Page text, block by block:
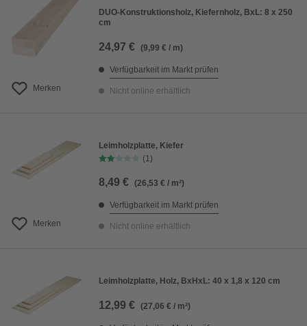
Merken
DUO-Konstruktionsholz, Kiefernholz, BxL: 8 x 250
cm
24,97 € (9,99 € / m)
Verfügbarkeit im Markt prüfen
Nicht online erhältlich
Merken
Leimholzplatte, Kiefer
(1)
8,49 € (26,53 € / m²)
Verfügbarkeit im Markt prüfen
Nicht online erhältlich
Leimholzplatte, Holz, BxHxL: 40 x 1,8 x 120 cm
12,99 € (27,06 € / m²)